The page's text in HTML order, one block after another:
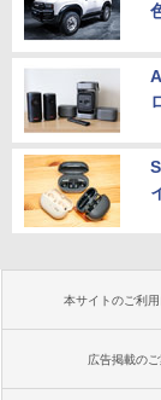
本サイトのご利
広告掲載の